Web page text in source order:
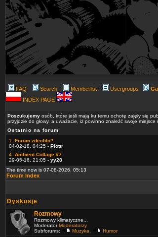
FAQ Search Memberlist Usergroups
INDEX PAGE
Poszukujemy osób, które jeśli mają ku temu ochotę zajęły się
przyjdzie do głowy, a uważacie, iż powinno znaleźć swoje miejsce
Ostatnio na forum
1. Forum zdechło?
04-02-18, 04:25 - Piottr
4. Ambient Collage #7
29-05-16, 21:05 - yy28
The time now is 07-08-2026, 05:13
Forum Index
Dyskusje
Rozmowy
Rozmowy klimatyczne...
ModeratorModeratorzy
Subforums:
Muzyka Humor